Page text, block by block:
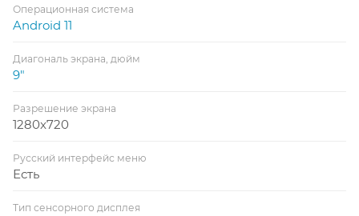
Операционная система
Android 11
Диагональ экрана, дюйм
9"
Разрешение экрана
1280x720
Русский интерфейс меню
Есть
Тип сенсорного дисплея